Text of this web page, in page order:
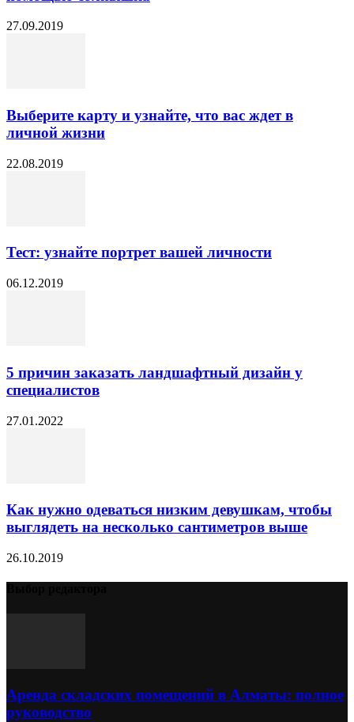
27.09.2019
Выберите карту и узнайте, что вас ждет в
личной жизни
22.08.2019
Тест: узнайте портрет вашей личности
06.12.2019
5 причин заказать ландшафтный дизайн у
специалистов
27.01.2022
Как нужно одеваться низким девушкам, чтобы
выглядеть на несколько сантиметров выше
26.10.2019
Аренда складских помещений в Алматы: полное
руководство